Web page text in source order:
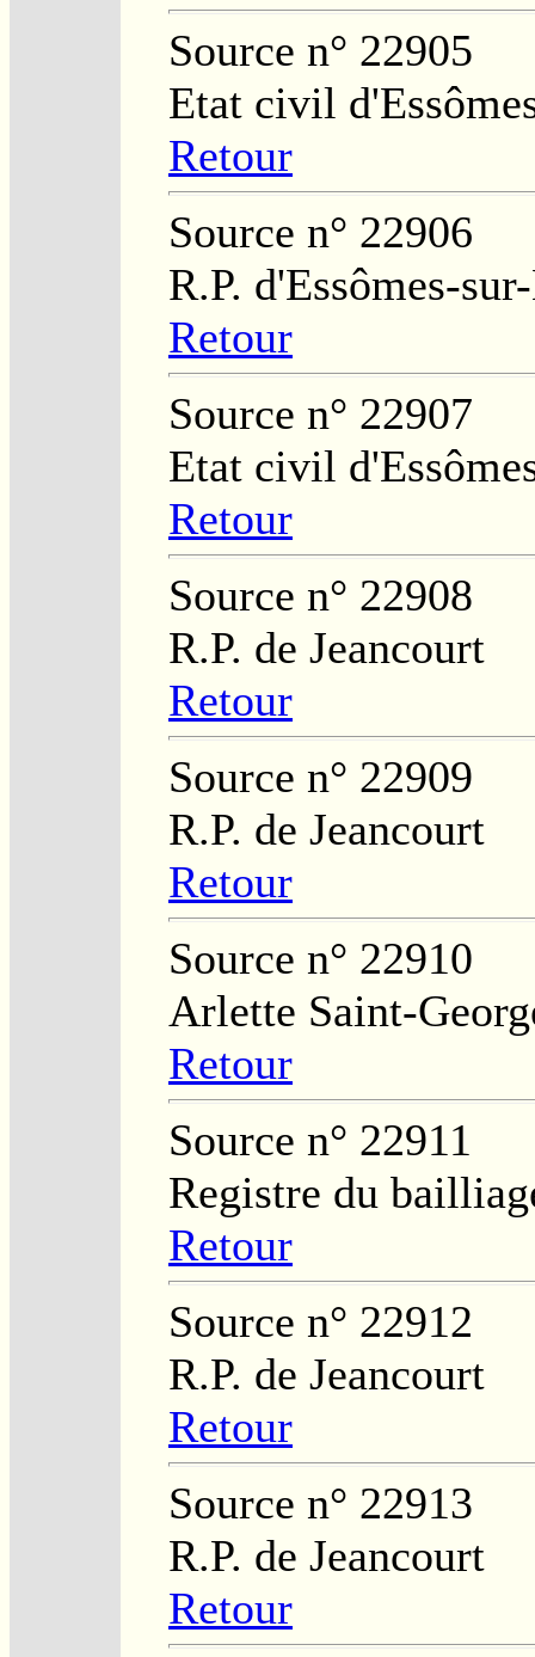
Source n° 22905
Etat civil
Retour
Source n° 22906
R.P. d'Essômes-
Retour
Source n° 22907
Etat civil
Retour
Source n° 22908
R.P. de Jeancourt
Retour
Source n° 22909
R.P. de Jeancourt
Retour
Source n° 22910
Arlette Saint-
Retour
Source n° 22911
Registre du
Retour
Source n° 22912
R.P. de Jeancourt
Retour
Source n° 22913
R.P. de Jeancourt
Retour